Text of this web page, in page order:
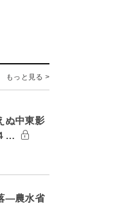
もっと見る >
ぬ中東影
…
―農水省